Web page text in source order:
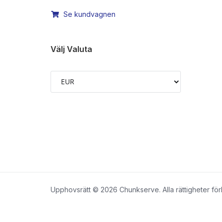
Se kundvagnen
Välj Valuta
Upphovsrätt © 2026 Chunkserve. Alla rättigheter